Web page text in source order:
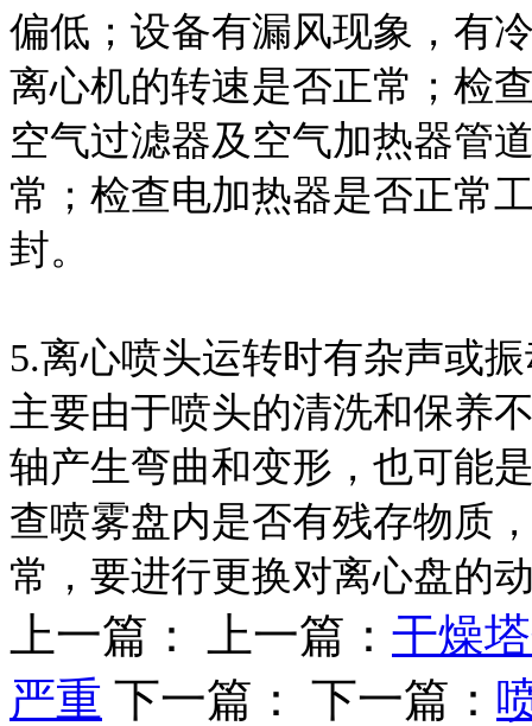
偏低；设备有漏风现象，有
离心机的转速是否正常；检
空气过滤器及空气加热器管
常；检查电加热器是否正常
封。
5.离心喷头运转时有杂声或
主要由于喷头的清洗和保养
轴产生弯曲和变形，也可能
查喷雾盘内是否有残存物质
常，要进行更换对离心盘的
上一篇： 上一篇： 干燥
严重 下一篇： 下一篇：